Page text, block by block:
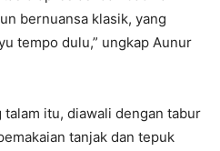
bernuansa klasik, yang
tempo dulu,” ungkap Aunur
itu, diawali dengan tabur
tanjak dan tepuk